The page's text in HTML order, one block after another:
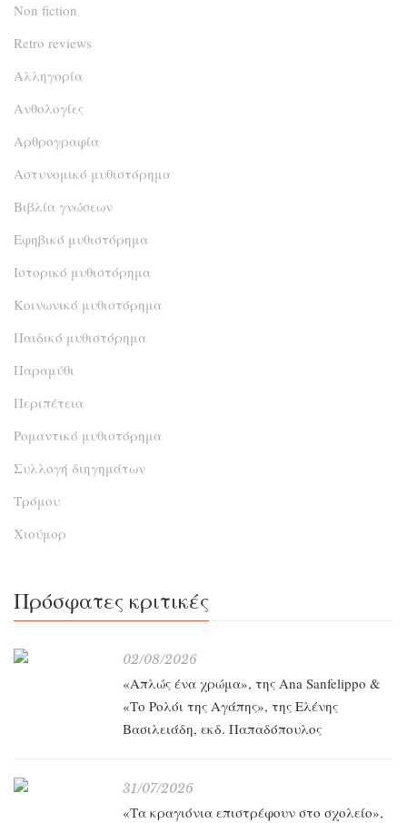
Non fiction
Retro reviews
Αλληγορία
Ανθολογίες
Αρθρογραφία
Αστυνομικό μυθιστόρημα
Βιβλία γνώσεων
Εφηβικό μυθιστόρημα
Ιστορικό μυθιστόρημα
Κοινωνικό μυθιστόρημα
Παιδικό μυθιστόρημα
Παραμύθι
Περιπέτεια
Ρομαντικό μυθιστόρημα
Συλλογή διηγημάτων
Τρόμου
Χιούμορ
Πρόσφατες κριτικές
02/08/2026
«Απλώς ένα χρώμα», της Ana Sanfelippo &
«Το Ρολόι της Αγάπης», της Ελένης
Βασιλειάδη, εκδ. Παπαδόπουλος
31/07/2026
«Τα κραγιόνια επιστρέφουν στο σχολείο»,